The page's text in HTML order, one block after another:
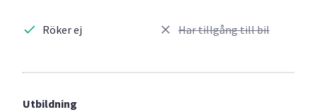
Röker ej Har tillgång till bil
Utbildning